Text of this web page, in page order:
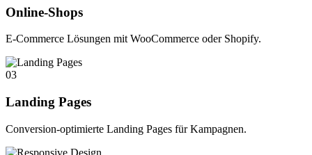
Online-Shops
E-Commerce Lösungen mit WooCommerce oder Shopify.
03
Landing Pages
Conversion-optimierte Landing Pages für Kampagnen.